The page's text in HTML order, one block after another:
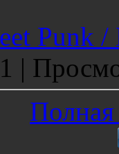
Punk
1 |
Полная